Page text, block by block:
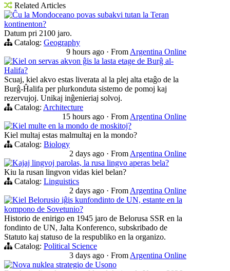
Related Articles
Ĉu la Mondoceano povas subakvi tutan la Teran
kontinenton?
Datum pri 2100 jaro.
Catalog: Geography
9 hours ago · From Argentina Online
Kiel on servas akvon ĝis la lasta etage de Burĝ al-
Halifa?
Scuaj, kiel akvo estas liverata al la plej alta etaĝo de la
Burĝ-Ĥalifa per plurkonduta sistemo de pomoj kaj
rezervujoj. Unikaj inĝenieriaj solvoj.
Catalog: Architecture
15 hours ago · From Argentina Online
Kiel multe en la mondo de moskitoj?
Kiel multaj estas malmultaj en la mondo?
Catalog: Biology
2 days ago · From Argentina Online
Kajaj lingvoj parolas, la rusa lingvo aperas bela?
Kiu la rusan lingvon vidas kiel belan?
Catalog: Linguistics
2 days ago · From Argentina Online
Kiel Belorusio iĝis kunfondinto de UN, estante en la
kompono de Sovetunio?
Historio de enirigo en 1945 jaro de Belorusa SSR en la
fondinto de UN, Jalta Konferenco, subskribado de
Statuto kaj statuso de la respubliko en la organizo.
Catalog: Political Science
3 days ago · From Argentina Online
Nova nuklea strategio de Usono